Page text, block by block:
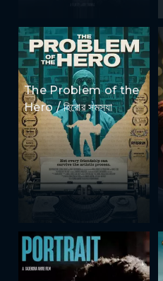
The Problem of the
Hero / হিরোর সমস্যা